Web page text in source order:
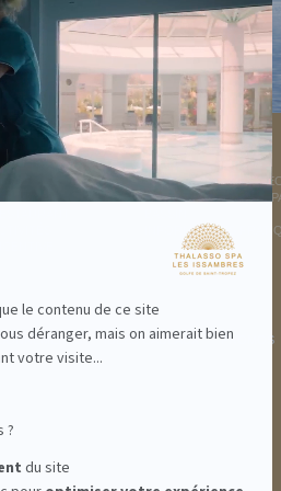
le contenu de ce site
déranger, mais on aimerait bien
votre visite...
?
du site
DE ST TROPEZ
THALASSO SPA
LA THALASSO EN
CENTRE THALASSO
INFORMATIONS
IDÉES CADEAUX PROMOS